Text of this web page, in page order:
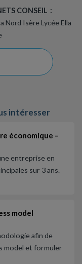
CONSEIL :
Nord Isère Lycée Ella
intéresser
économique –
entreprise en
sur 3 ans.
model
afin de
model et formuler